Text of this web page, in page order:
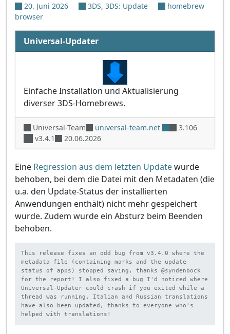
20. Juni 2026 3DS, 3DS: Update
homebrew
browser
Universal-Updater
Einfache Installation und Aktualisierung
diverser 3DS-Homebrews.
Universal-Team universal-team.net
3.106
v3.4.1
20.06.2026
Eine Regression aus dem letzten Updatewurde
behoben, bei dem die Datei mit den Metadaten (die
u.a. den Update-Status der installierten
Anwendungen enthält) nicht mehr gespeichert
wurde. Zudem wurde ein Absturz beim Beenden
behoben.
This release fixes an odd bug from v3.4.0 where the
metadata file (containing marks and the update
status of apps) stopped saving, thanks @syndenbock
for the report! I also fixed a bug I'd noticed where
Universal-Updater could crash if you exited while a
thread was running. Italian and Russian translations
have also been updated, thanks to everyone who's
helped with translations!